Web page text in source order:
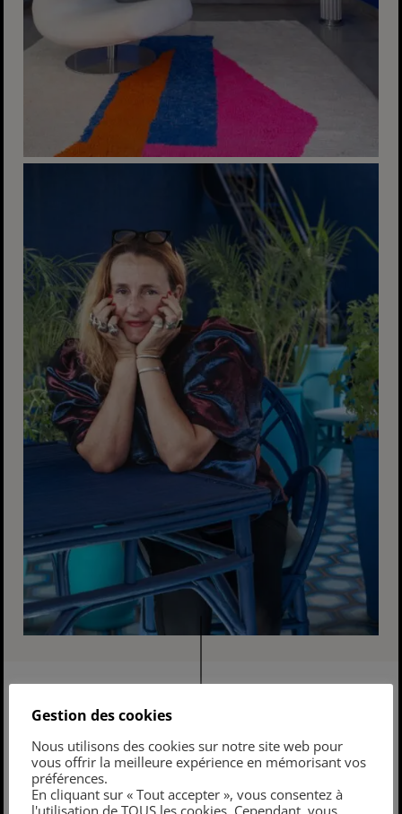
À découvrir également
Gestion des cookies
Nous utilisons des cookies sur notre site web pour
vous offrir la meilleure expérience en mémorisant vos
préférences.
En cliquant sur « Tout accepter », vous consentez à
l'utilisation de TOUS les cookies. Cependant, vous